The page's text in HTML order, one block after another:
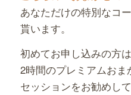
あなただけの特別なコ
貰います。
初めてお申し込みの方は
2時間のプレミアムお
セッションをお勧めして